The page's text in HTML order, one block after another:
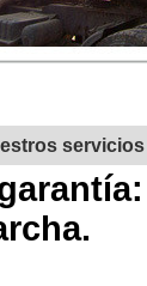
servicios